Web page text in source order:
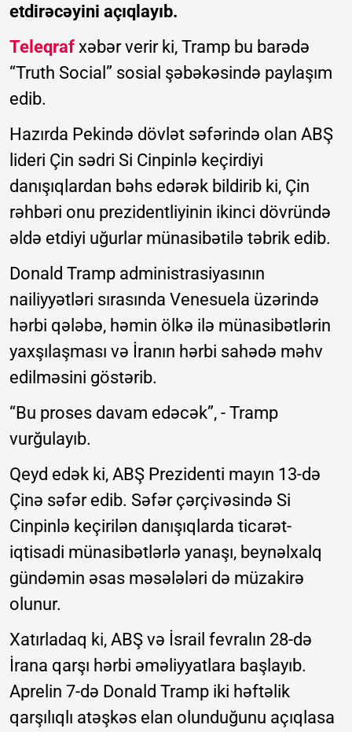
etdirəcəyini açıqlayıb.
Teleqraf xəbər verir ki, Tramp bu barədə
“Truth Social” sosial şəbəkəsində paylaşım
edib.
Hazırda Pekində dövlət səfərində olan ABŞ
lideri Çin sədri Si Cinpinlə keçirdiyi
danışıqlardan bəhs edərək bildirib ki, Çin
rəhbəri onu prezidentliyinin ikinci dövründə
əldə etdiyi uğurlar münasibətilə təbrik edib.
Donald Tramp administrasiyasının
nailiyyətləri sırasında Venesuela üzərində
hərbi qələbə, həmin ölkə ilə münasibətlərin
yaxşılaşması və İranın hərbi sahədə məhv
edilməsini göstərib.
“Bu proses davam edəcək”, - Tramp
vurğulayıb.
Qeyd edək ki, ABŞ Prezidenti mayın 13-də
Çinə səfər edib. Səfər çərçivəsində Si
Cinpinlə keçirilən danışıqlarda ticarət-
iqtisadi münasibətlərlə yanaşı, beynəlxalq
gündəmin əsas məsələləri də müzakirə
olunur.
Xatırladaq ki, ABŞ və İsrail fevralın 28-də
İrana qarşı hərbi əməliyyatlara başlayıb.
Aprelin 7-də Donald Tramp iki həftəlik
qarşılıqlı atəşkəs elan olunduğunu açıqlasa